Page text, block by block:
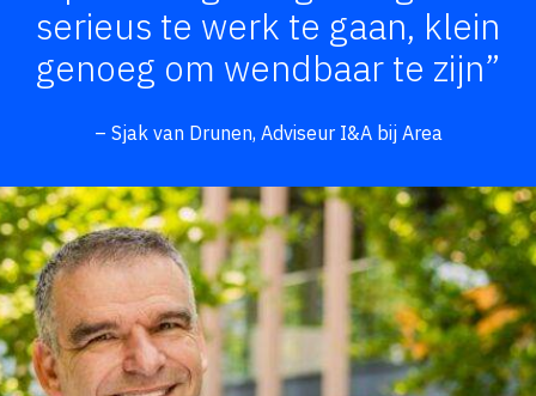
serieus te werk te gaan, klein
genoeg om wendbaar te zijn”
– Sjak van Drunen, Adviseur I&A bij Area